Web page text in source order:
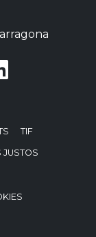
TIF
JUSTOS